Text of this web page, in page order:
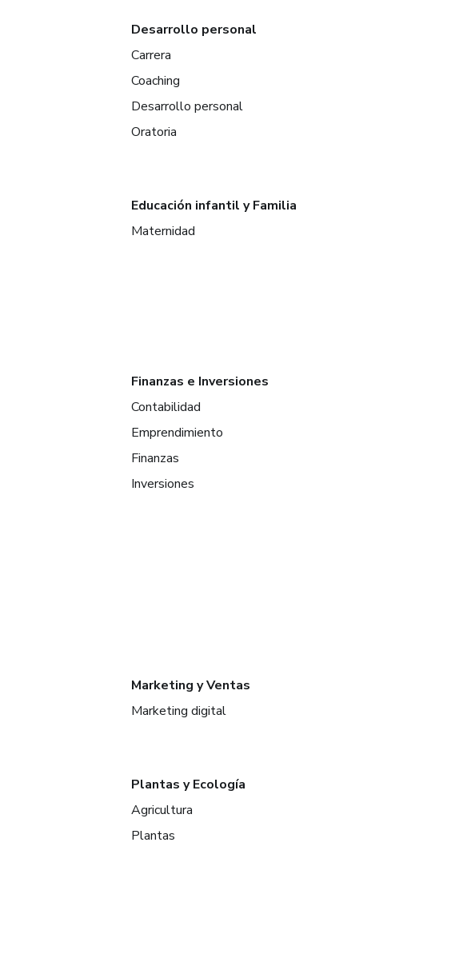
Desarrollo personal
Carrera
Coaching
Desarrollo personal
Oratoria
Educación infantil y Familia
Maternidad
Finanzas e Inversiones
Contabilidad
Emprendimiento
Finanzas
Inversiones
Marketing y Ventas
Marketing digital
Plantas y Ecología
Agricultura
Plantas